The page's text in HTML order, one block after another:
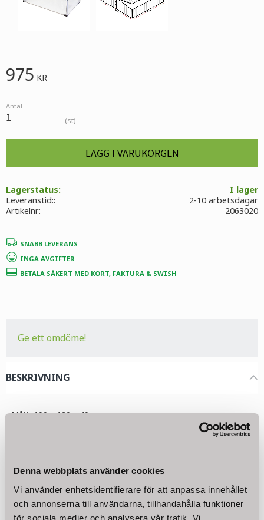
Denna webbplats använder cookies
Vi använder enhetsidentifierare för att anpassa innehållet
och annonserna till användarna, tillhandahålla funktioner
för sociala medier och analysera vår trafik. Vi
975 KR
Antal
st
Lagerstatus
I lager
Artikelnr
2063020
Leveranstid: 2-10 arbetsdagar
SNABB LEVERANS
INGA AVGIFTER
BETALA SÄKERT MED KORT, FAKTURA & SWISH
Ge ett omdöme!
BESKRIVNING
- Mått: 100 x 120 x 40 cm
om saftiga grönsaker, krispig sallad och färska örter från din egen
odling. Tack vare det praktiska instickssystemet kan du bygga upp